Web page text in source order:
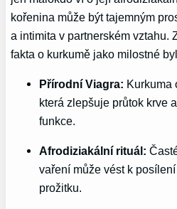
kořenina může být tajemným
a intimita v partnerském vztahu.
fakta o kurkumě jako milostné
Přírodní Viagra: Kurkuma
která zlepšuje průtok krve
funkce.
Afrodiziakální rituál:
vaření může vést k
prožitku.